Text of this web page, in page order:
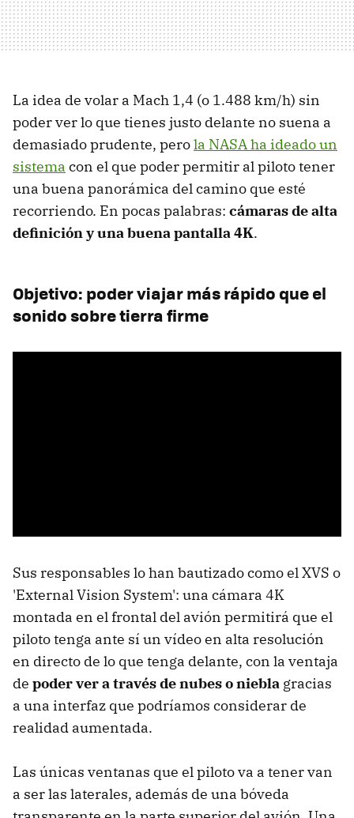
La idea de volar a Mach 1,4 (o 1.488 km/h) sin
poder ver lo que tienes justo delante no suena a
demasiado prudente, perola NASA ha ideado un
sistema con el que poder permitir al piloto tener
una buena panorámica del camino que esté
recorriendo. En pocas palabras: cámaras de alta
definición y una buena pantalla 4K.
Objetivo: poder viajar más rápido que el
sonido sobre tierra firme
Sus responsables lo han bautizado como el XVS o
'External Vision System': una cámara 4K
montada en el frontal del avión permitirá que el
piloto tenga ante sí un vídeo en alta resolución
en directo de lo que tenga delante, con la ventaja
de poder ver a través de nubes o niebla gracias
a una interfaz que podríamos considerar de
realidad aumentada.
Las únicas ventanas que el piloto va a tener van
a ser las laterales, además de una bóveda